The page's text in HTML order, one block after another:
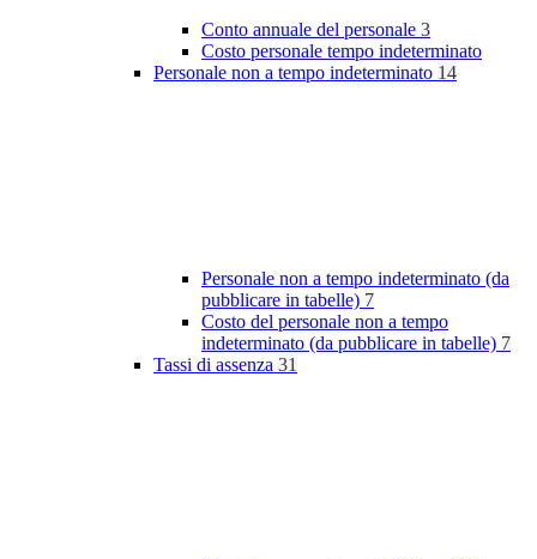
Conto annuale del personale 3
Costo personale tempo indeterminato
Personale non a tempo indeterminato 14
Personale non a tempo indeterminato (da
pubblicare in tabelle) 7
Costo del personale non a tempo
indeterminato (da pubblicare in tabelle) 7
Tassi di assenza 31